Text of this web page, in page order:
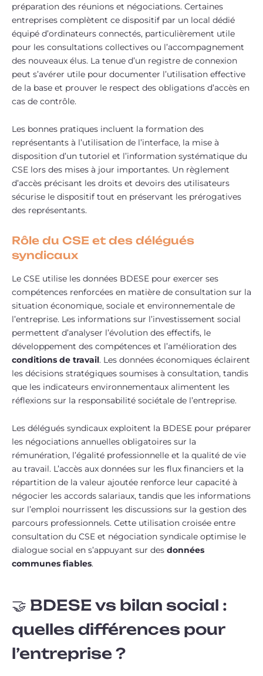
préparation des réunions et négociations. Certaines
entreprises complètent ce dispositif par un local dédié
équipé d’ordinateurs connectés, particulièrement utile
pour les consultations collectives ou l’accompagnement
des nouveaux élus. La tenue d’un registre de connexion
peut s’avérer utile pour documenter l’utilisation effective
de la base et prouver le respect des obligations d’accès en
cas de contrôle.
Les bonnes pratiques incluent la formation des
représentants à l’utilisation de l’interface, la mise à
disposition d’un tutoriel et l’information systématique du
CSE lors des mises à jour importantes. Un règlement
d’accès précisant les droits et devoirs des utilisateurs
sécurise le dispositif tout en préservant les prérogatives
des représentants.
Rôle du CSE et des délégués
syndicaux
Le CSE utilise les données BDESE pour exercer ses
compétences renforcées en matière de consultation sur la
situation économique, sociale et environnementale de
l’entreprise. Les informations sur l’investissement social
permettent d’analyser l’évolution des effectifs, le
développement des compétences et l’amélioration des
conditions de travail. Les données économiques éclairent
les décisions stratégiques soumises à consultation, tandis
que les indicateurs environnementaux alimentent les
réflexions sur la responsabilité sociétale de l’entreprise.
Les délégués syndicaux exploitent la BDESE pour préparer
les négociations annuelles obligatoires sur la
rémunération, l’égalité professionnelle et la qualité de vie
au travail. L’accès aux données sur les flux financiers et la
répartition de la valeur ajoutée renforce leur capacité à
négocier les accords salariaux, tandis que les informations
sur l’emploi nourrissent les discussions sur la gestion des
parcours professionnels. Cette utilisation croisée entre
consultation du CSE et négociation syndicale optimise le
dialogue social en s’appuyant sur des données
communes fiables.
🤝 BDESE vs bilan social :
quelles différences pour
l’entreprise ?